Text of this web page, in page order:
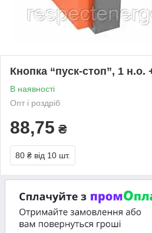
Кнопка “пуск-стоп”, 1 н.о.
В наявності
Опт і роздріб
88,75 ₴
80 ₴ від 10 шт.